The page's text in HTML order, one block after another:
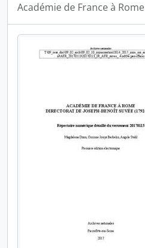
Académie de France à Rome